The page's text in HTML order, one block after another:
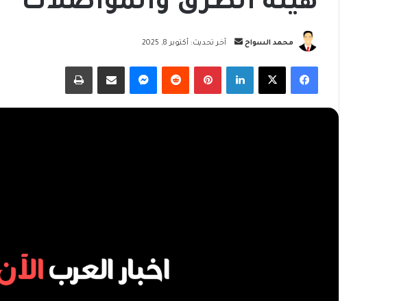
محمد السواح
أرسل
إلكترونيا
آخر تحديث: أكتوبر 8, 2025
فيسبوك‫X لينكدإن بينتيريست ماسنجر مشاركة عبر البريد طباعة